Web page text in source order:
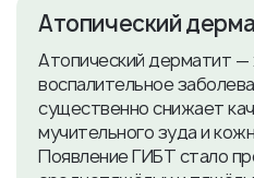
​Атопический
Атопический дерматит —
воспалительное
существенно снижает
мучительного зуда и
Появление ГИБТ стало